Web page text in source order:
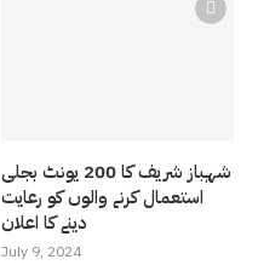
شہباز شریف کا 200 یونٹ بجلی
استعمال کرنے والوں کو رعایت
دینے کا اعلان
July 9, 2024